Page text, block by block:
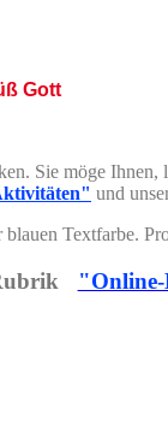
Gott
Sie möge
und
blauen Textfarbe.